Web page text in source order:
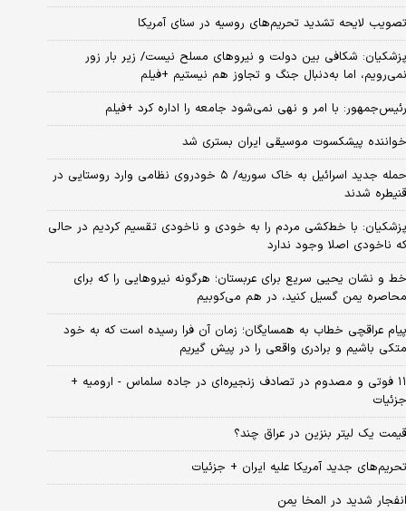
تصویب لایحه تشدید تحریم‌های روسیه در سنای آمریکا
پزشکیان: شکافی بین دولت و نیروهای مسلح نیست/ زیر بار زور
نمی‌رویم، اما به‌دنبال جنگ و تجاوز هم نیستیم +فیلم
رئیس‌جمهور: با امر و نهی نمی‌شود جامعه را اداره کرد +فیلم
خواننده پیشکسوت موسیقی ایران بستری شد
حمله جدید اسرائیل به خاک سوریه/ ۵ خودروی نظامی وارد روستایی در
قنیطره شدند
پزشکیان: با خط‌کشی مردم را به خودی و ناخودی تقسیم کردیم در حالی
که ناخودی اصلا وجود ندارد
خط و نشان یحیی سریع برای عربستان؛ هرگونه نیروهایی را که برای
محاصره یمن گسیل کنید، در هم می‌کوبیم
پیام عراقچی خطاب به همسایگان؛ زمان آن فرا رسیده است که به خود
متکی باشیم و برادری واقعی را در پیش گیریم
۱۱ فوتی و مصدوم در تصادف زنجیره‌ای در جاده سلماس - ارومیه +
جزئیات
قیمت یک لیتر بنزین در عراق چند؟
تحریم‌های جدید آمریکا علیه ایران + جزئیات
انفجار شدید در المخا یمن